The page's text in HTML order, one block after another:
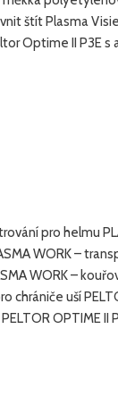
štít Plasma
Optime II P3E s
pro helmu
WORK –
WORK –
uší
OPTIME II